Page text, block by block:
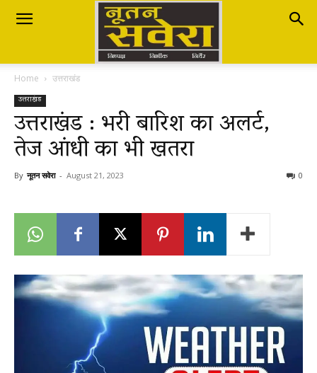
Nutan
Savera
नूतन
Home उत्तराखंड
उत्तराखंड
उत्तराखंड : भरी बारिश का अलर्ट,
तेज आंधी का भी खतरा
By नूतन सवेरा - August 21, 2023 0